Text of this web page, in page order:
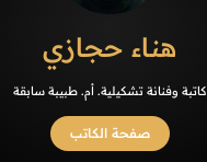
هناء حجازي
كاتبة وفنانة تشكيلية. أم. طبيبة سابقة
صفحة الكاتب